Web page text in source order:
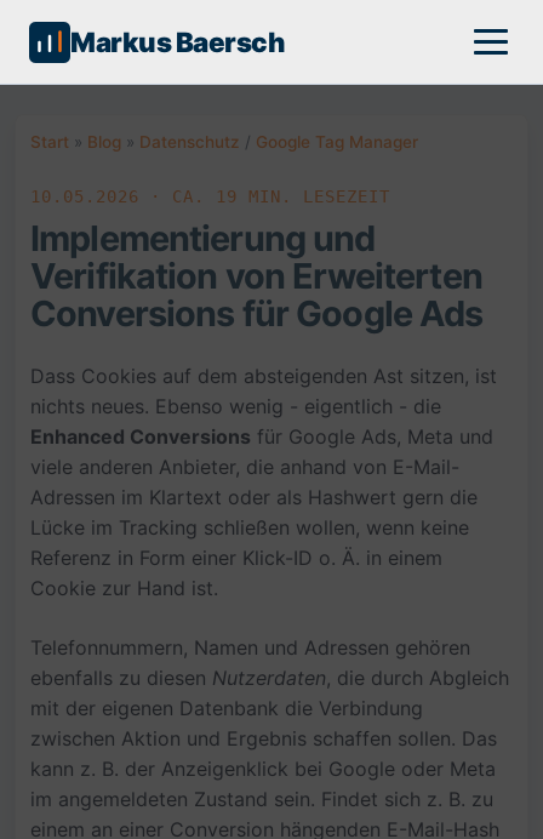
Markus Baersch
Start » Blog » Datenschutz / Google Tag Manager
10.05.2026 · CA. 19 MIN. LESEZEIT
Implementierung und
Verifikation von Erweiterten
Conversions für Google Ads
Dass Cookies auf dem absteigenden Ast sitzen, ist
nichts neues. Ebenso wenig - eigentlich - die
Enhanced Conversions für Google Ads, Meta und
viele anderen Anbieter, die anhand von E-Mail-
Adressen im Klartext oder als Hashwert gern die
Lücke im Tracking schließen wollen, wenn keine
Referenz in Form einer Klick-ID o. Ä. in einem
Cookie zur Hand ist.
Telefonnummern, Namen und Adressen gehören
ebenfalls zu diesen Nutzerdaten, die durch Abgleich
mit der eigenen Datenbank die Verbindung
zwischen Aktion und Ergebnis schaffen sollen. Das
kann z. B. der Anzeigenklick bei Google oder Meta
im angemeldeten Zustand sein. Findet sich z. B. zu
einem an einer Conversion hängenden E-Mail-Hash